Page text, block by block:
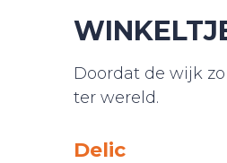
Doordat de wijk
ter wereld.
Delic